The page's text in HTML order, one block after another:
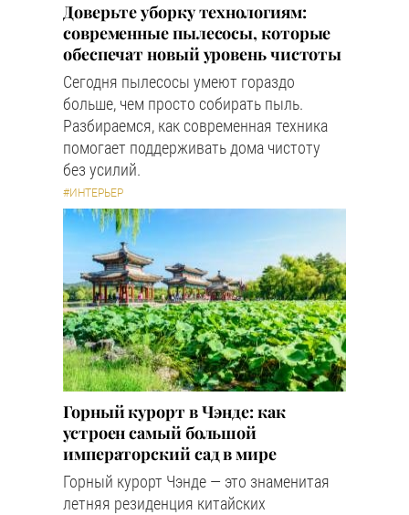
Доверьте уборку технологиям:
современные пылесосы, которые
обеспечат новый уровень чистоты
Сегодня пылесосы умеют гораздо
больше, чем просто собирать пыль.
Разбираемся, как современная техника
помогает поддерживать дома чистоту
без усилий.
#ИНТЕРЬЕР
Горный курорт в Чэнде: как
устроен самый большой
императорский сад в мире
Горный курорт Чэнде — это знаменитая
летняя резиденция китайских